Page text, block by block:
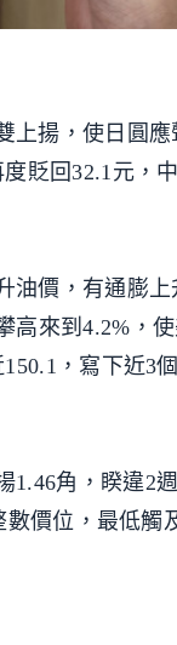
上揚，使日圓
貶回32.1元，
油價，有通膨
來到4.2%，
，寫下近3
角，睽違2
價位，最低觸